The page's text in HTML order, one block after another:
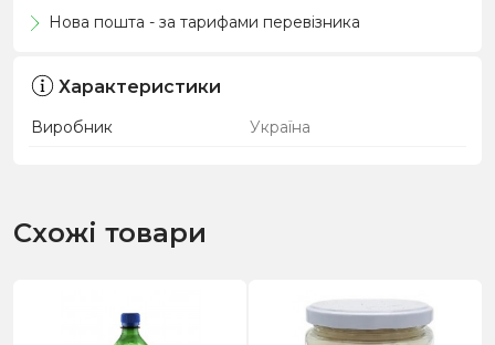
Нова пошта - за тарифами перевізника
Характеристики
Виробник Україна
Схожі товари